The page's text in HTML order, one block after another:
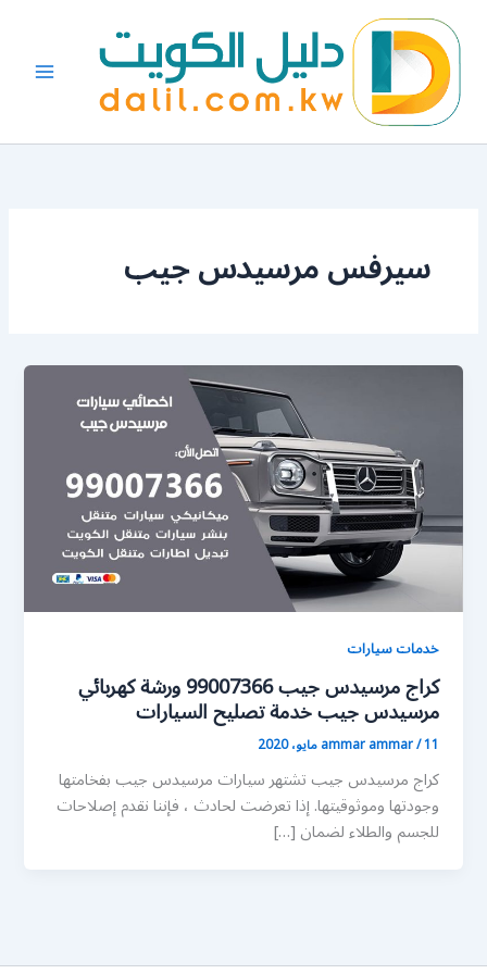
المحتوى
سيرفس مرسيدس جيب
خدمات سيارات
كراج مرسيدس جيب 99007366 ورشة كهربائي
مرسيدس جيب خدمة تصليح السيارات
ammar ammar/11 مايو، 2020
كراج مرسيدس جيب تشتهر سيارات مرسيدس جيب بفخامتها
وجودتها وموثوقيتها. إذا تعرضت لحادث ، فإننا نقدم إصلاحات
للجسم والطلاء لضمان […]